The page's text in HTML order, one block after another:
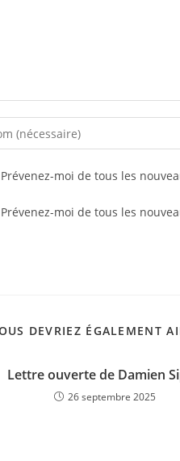
Prévenez-moi de tous les
Prévenez-moi de tous les
DEVRIEZ ÉGALEMENT
Lettre ouverte de Damien
26 septembre 2025